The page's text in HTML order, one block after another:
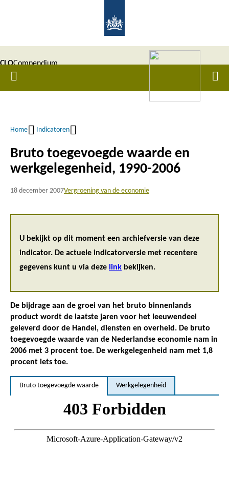
inhoud
gaan
CLOCompendium
voor de
Home
Kruimelpad
Home Indicatoren
Bruto toegevoegde waarde en
werkgelegenheid, 1990-2006
18 december 2007Vergroening van de economie
U bekijkt op dit moment een archiefversie van deze
indicator. De actuele indicatorversie met recentere
gegevens kunt u via deze link bekijken.
De bijdrage aan de groei van het bruto binnenlands
product wordt de laatste jaren voor het leeuwendeel
geleverd door de Handel, diensten en overheid. De bruto
toegevoegde waarde van de Nederlandse economie nam in
2006 met 3 procent toe. De werkgelegenheid nam met 1,8
procent iets toe.
Bruto toegevoegde waarde Werkgelegenheid